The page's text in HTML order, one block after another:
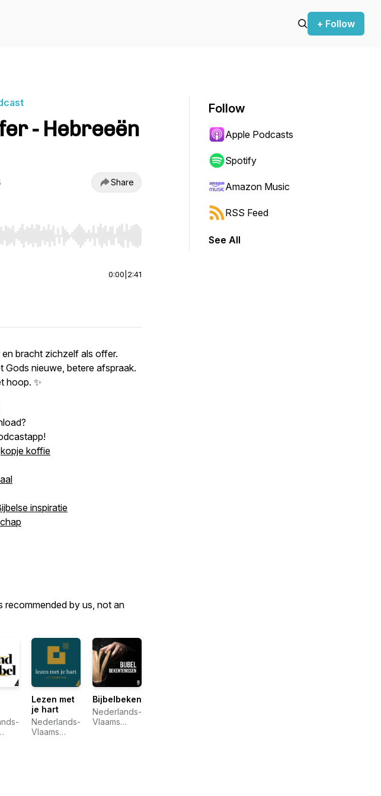
+ Follow
- Hebreeën
Share
End to jump to start or end. Hold shift to jump forward or backward.
0:00 2:41
bracht zichzelf als offer.
Gods nieuwe, betere afspraak.
hoop. ✨
kopje koffie
inspiratie
by us, not an
Lezen met
je hart
Nederlands-
Vlaams
Bijbelbekentenissen
Nederlands-
Vlaams
Follow
Apple Podcasts
Spotify
Amazon Music
RSS Feed
See All